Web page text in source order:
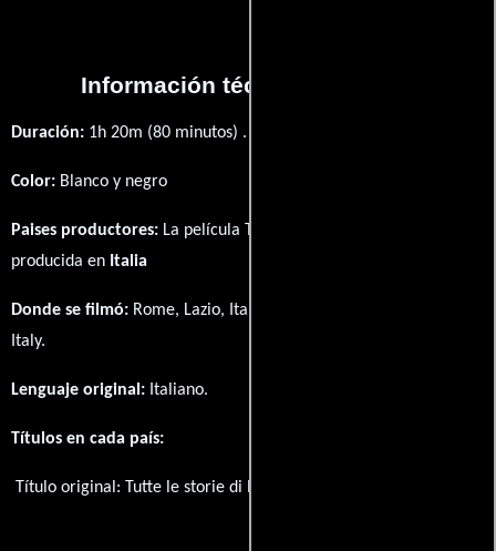
Información técnica y general
Duración: 1h 20m (80 minutos) .
Color: Blanco y negro
Paises productores: La película Tutte le storie di Piera fué
producida en Italia
Donde se filmó: Rome, Lazio, Italy y Bologna, Emilia-Romagna,
Italy.
Lenguaje original: Italiano.
Títulos en cada país:
Título original: Tutte le storie di Piera